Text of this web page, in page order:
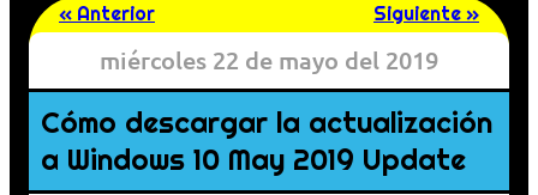
« Anterior Siguiente »
miércoles 22 de mayo del 2019
Cómo descargar la actualización
a Windows 10 May 2019 Update